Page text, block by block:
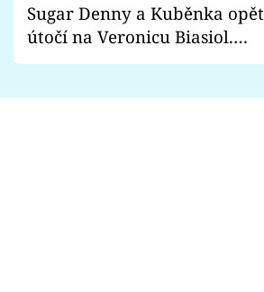
Sugar Denny a Kuběnka opět
útočí na Veronicu Biasiol.
Proč je podle nich falešná a